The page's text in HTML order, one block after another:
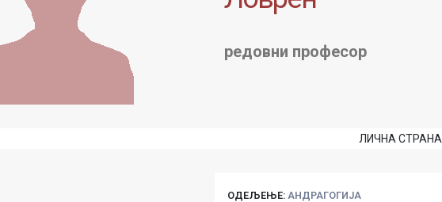
редовни професор
ЛИЧНА СТРАНА
ОДЕЉЕЊЕ: АНДРАГОГИЈА